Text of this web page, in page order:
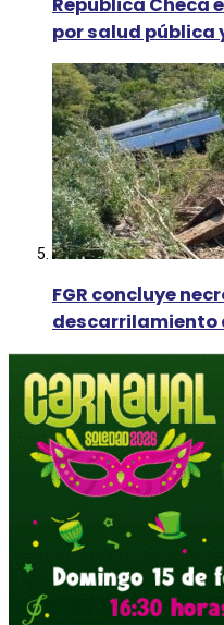
por salud pública
FGR concluye
descarrilamiento